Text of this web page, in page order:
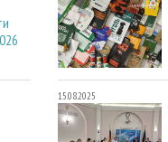
15.08.2025